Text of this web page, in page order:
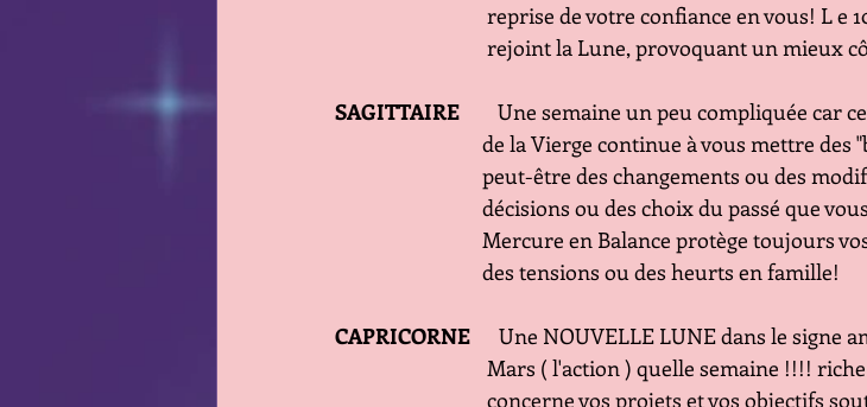
reprise de votre confiance
rejoint la Lune,
SAGITTAIRE
Une semaine un peu compliquée
de la Vierge continue à
peut-être des
décisions ou des choix
Mercure en Balance
                               des tensions ou des heurts en famille!
CAPRICORNE
Une NOUVELLE LUNE dans le signe ami
Mars ( l'action ) quelle
concerne vos projets et